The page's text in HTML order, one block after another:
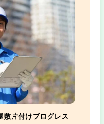
敷片付けプログレス